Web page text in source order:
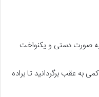
و به صورت دستی و یکنواخت
به عقب برگردانید تا براده